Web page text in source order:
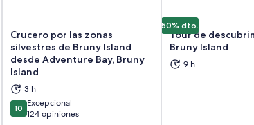
nueva pestaña
Crucero por las zonas
silvestres de Bruny Island
desde Adventure Bay, Bruny
Island
3 h
1010 de 10
Excepcional
124 opiniones
Se abrirá en una nueva pestaña
50% dto.
Tour de
Bruny Island
9 h